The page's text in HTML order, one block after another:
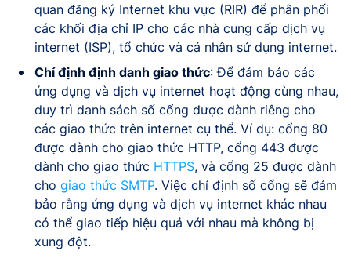
quan đăng ký Internet khu vực (RIR) để phân phối
các khối địa chỉ IP cho các nhà cung cấp dịch vụ
internet (ISP), tổ chức và cá nhân sử dụng internet.
Chỉ định định danh giao thức: Để đảm bảo các
ứng dụng và dịch vụ internet hoạt động cùng nhau,
duy trì danh sách số cổng được dành riêng cho
các giao thức trên internet cụ thể. Ví dụ: cổng 80
được dành cho giao thức HTTP, cổng 443 được
dành cho giao thức HTTPS, và cổng 25 được dành
cho giao thức SMTP. Việc chỉ định số cổng sẽ đảm
bảo rằng ứng dụng và dịch vụ internet khác nhau
có thể giao tiếp hiệu quả với nhau mà không bị
xung đột.